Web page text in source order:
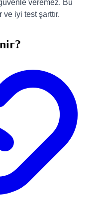
veremez. Bu
iyi test şarttır.